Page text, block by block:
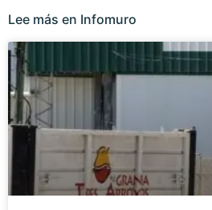
Lee más en Infomuro